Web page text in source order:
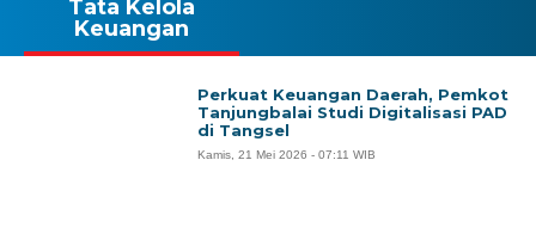
Tata Kelola
Keuangan
Perkuat Keuangan Daerah, Pemkot
Tanjungbalai Studi Digitalisasi PAD
di Tangsel
Kamis, 21 Mei 2026 - 07:11 WIB